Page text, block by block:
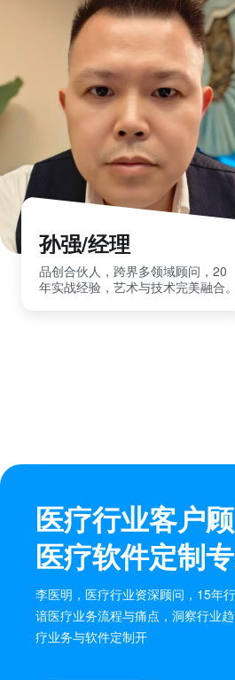
孙强/经理
品创合伙人，跨界多领域顾问，20
年实战经验，艺术与技术完美融合。
医疗行业客户
医疗软件定制
李医明，医疗行业资深顾问，15年
谙医疗业务流程与痛点，洞察行业
疗业务与软件定制开